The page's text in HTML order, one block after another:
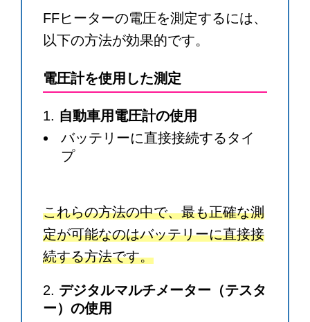
FFヒーターの電圧を測定するには、
以下の方法が効果的です。
電圧計を使用した測定
自動車用電圧計の使用
バッテリーに直接接続するタイ
プ
これらの方法の中で、最も正確な測
定が可能なのはバッテリーに直接接
続する方法です。
デジタルマルチメーター（テスタ
ー）の使用